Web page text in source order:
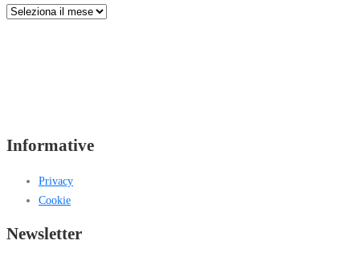
Informative
Privacy
Cookie
Newsletter